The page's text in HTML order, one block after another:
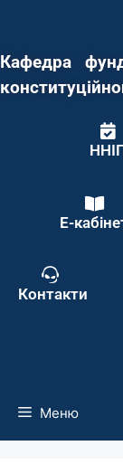
Кафедра
Е-
Контакти
Меню